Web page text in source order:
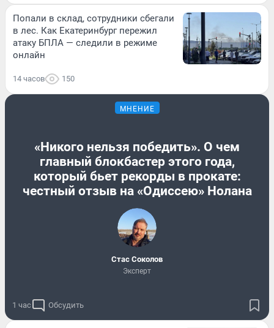
Попали в склад, сотрудники сбегали
в лес. Как Екатеринбург пережил
атаку БПЛА — следили в режиме
онлайн
14 часов 150
МНЕНИЕ
«Никого нельзя победить». О чем
главный блокбастер этого года,
который бьет рекорды в прокате:
честный отзыв на «Одиссею» Нолана
Стас Соколов
Эксперт
1 час Обсудить